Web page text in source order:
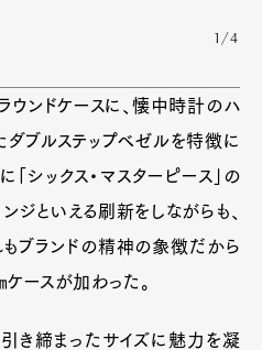
1/4
ウンドケースに、懐中時計のハ
ブルステップベゼルを特徴に
シックス・マスターピース」の
ジといえる刷新をしながらも、
ブランドの精神の象徴だから
ースが加わった。
引き締まったサイズに魅力を凝